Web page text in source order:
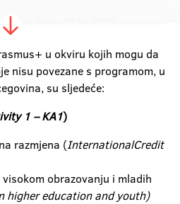
projekata, 2014-2020.
u okviru kojih mogu da
nisu povezane s programom, u
su sljedeće:
1 – KA1)
razmjena (InternationalCredit
obrazovanju i mladih
higher education and youth)